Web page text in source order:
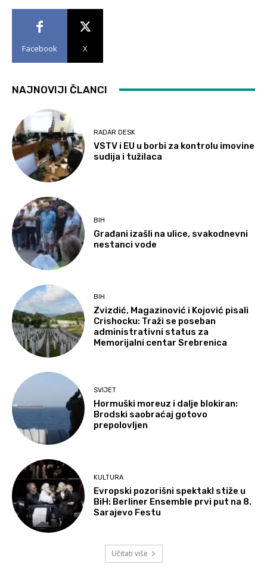
Facebook X
NAJNOVIJI ČLANCI
RADAR DESK
VSTV i EU u borbi za kontrolu imovine
sudija i tužilaca
BIH
Građani izašli na ulice, svakodnevni
nestanci vode
BIH
Zvizdić, Magazinović i Kojović pisali
Crishocku: Traži se poseban
administrativni status za
Memorijalni centar Srebrenica
SVIJET
Hormuški moreuz i dalje blokiran:
Brodski saobraćaj gotovo
prepolovljen
KULTURA
Evropski pozorišni spektakl stiže u
BiH: Berliner Ensemble prvi put na 8.
Sarajevo Festu
Učitati više